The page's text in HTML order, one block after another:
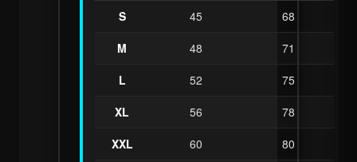
S 45
68
M
48
71
L
52
75
XL
56
78
XXL
60
80